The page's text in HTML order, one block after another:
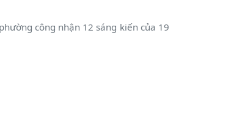
công nhận 12 sáng kiến của 19